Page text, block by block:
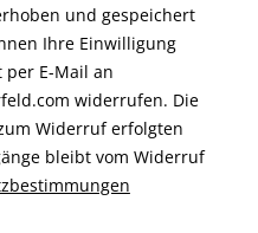
und gespeichert
Ihre Einwilligung
E-Mail an
widerrufen. Die
Widerruf erfolgten
bleibt vom Widerruf